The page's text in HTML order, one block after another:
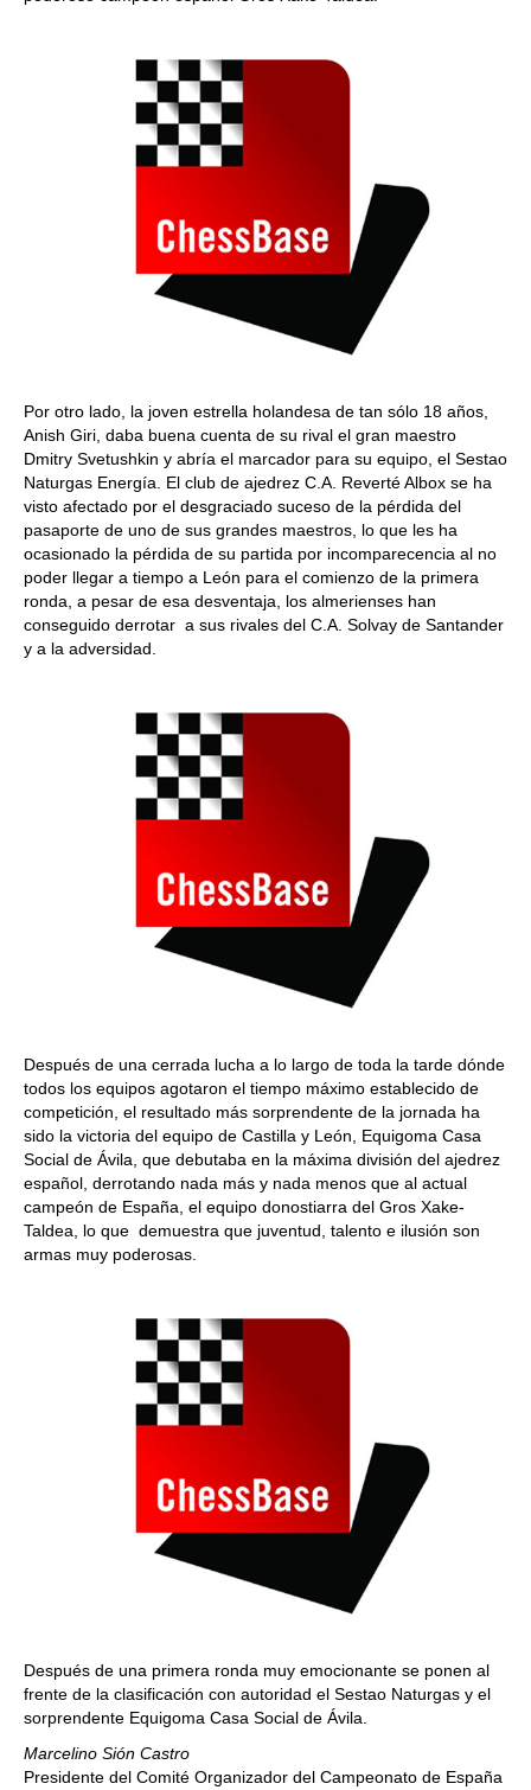
Por otro lado, la joven estrella holandesa de tan sólo 18 años,
Anish Giri, daba buena cuenta de su rival el gran maestro
Dmitry Svetushkin y abría el marcador para su equipo, el Sestao
Naturgas Energía. El club de ajedrez C.A. Reverté Albox se ha
visto afectado por el desgraciado suceso de la pérdida del
pasaporte de uno de sus grandes maestros, lo que les ha
ocasionado la pérdida de su partida por incomparecencia al no
poder llegar a tiempo a León para el comienzo de la primera
ronda, a pesar de esa desventaja, los almerienses han
conseguido derrotar a sus rivales del C.A. Solvay de Santander
y a la adversidad.
Después de una cerrada lucha a lo largo de toda la tarde dónde
todos los equipos agotaron el tiempo máximo establecido de
competición, el resultado más sorprendente de la jornada ha
sido la victoria del equipo de Castilla y León, Equigoma Casa
Social de Ávila, que debutaba en la máxima división del ajedrez
español, derrotando nada más y nada menos que al actual
campeón de España, el equipo donostiarra del Gros Xake-
Taldea, lo que demuestra que juventud, talento e ilusión son
armas muy poderosas.
Después de una primera ronda muy emocionante se ponen al
frente de la clasificación con autoridad el Sestao Naturgas y el
sorprendente Equigoma Casa Social de Ávila.
Marcelino Sión Castro
Presidente del Comité Organizador del Campeonato de España